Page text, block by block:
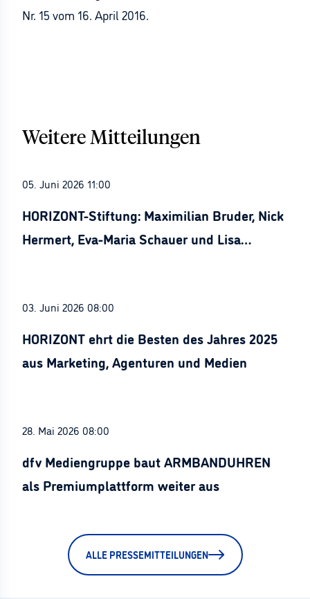
Nr. 15 vom 16. April 2016.
Weitere Mitteilungen
05. Juni 2026 11:00
HORIZONT-Stiftung: Maximilian Bruder, Nick
Hermert, Eva-Maria Schauer und Lisa
03. Juni 2026 08:00
HORIZONT ehrt die Besten des Jahres 2025
aus Marketing, Agenturen und Medien
28. Mai 2026 08:00
dfv Mediengruppe baut ARMBANDUHREN
als Premiumplattform weiter aus
ALLE PRESSEMITTEILUNGEN